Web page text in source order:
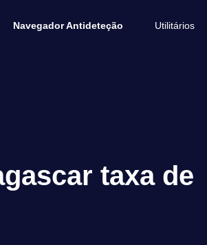
Navegador Antideteção Utilitários
taxa de